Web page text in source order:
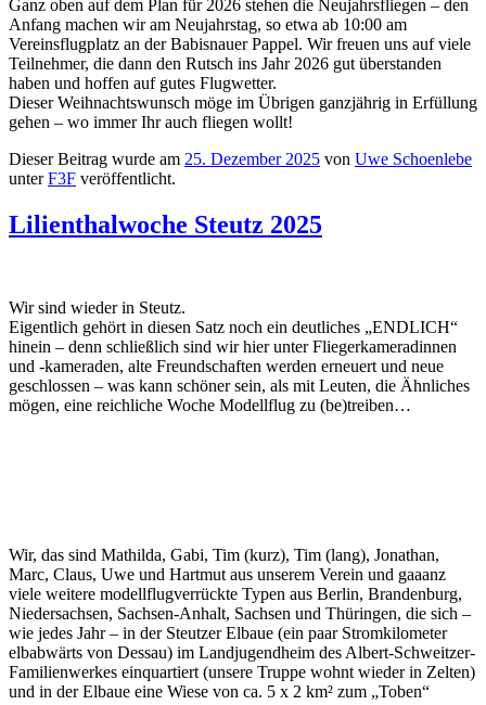
Ganz oben auf dem Plan für 2026 stehen die Neujahrsfliegen – den
Anfang machen wir am Neujahrstag, so etwa ab 10:00 am
Vereinsflugplatz an der Babisnauer Pappel. Wir freuen uns auf viele
Teilnehmer, die dann den Rutsch ins Jahr 2026 gut überstanden
haben und hoffen auf gutes Flugwetter.
Dieser Weihnachtswunsch möge im Übrigen ganzjährig in Erfüllung
gehen – wo immer Ihr auch fliegen wollt!
Dieser Beitrag wurde am 25. Dezember 2025 von Uwe Schoenlebe
unterF3F veröffentlicht.
Lilienthalwoche Steutz 2025
Wir sind wieder in Steutz.
Eigentlich gehört in diesen Satz noch ein deutliches „ENDLICH“
hinein – denn schließlich sind wir hier unter Fliegerkameradinnen
und -kameraden, alte Freundschaften werden erneuert und neue
geschlossen – was kann schöner sein, als mit Leuten, die Ähnliches
mögen, eine reichliche Woche Modellflug zu (be)treiben…
Wir, das sind Mathilda, Gabi, Tim (kurz), Tim (lang), Jonathan,
Marc, Claus, Uwe und Hartmut aus unserem Verein und gaaanz
viele weitere modellflugverrückte Typen aus Berlin, Brandenburg,
Niedersachsen, Sachsen-Anhalt, Sachsen und Thüringen, die sich –
wie jedes Jahr – in der Steutzer Elbaue (ein paar Stromkilometer
elbabwärts von Dessau) im Landjugendheim des Albert-Schweitzer-
Familienwerkes einquartiert (unsere Truppe wohnt wieder in Zelten)
und in der Elbaue eine Wiese von ca. 5 x 2 km² zum „Toben“